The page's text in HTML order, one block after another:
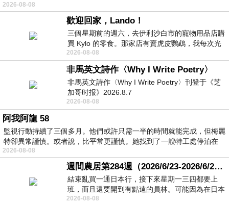
2026-08-08
歡迎回家，Lando！
三個星期前的週六，去伊利沙白市的寵物用品店購
買 Kylo 的零食。那家店有賣虎皮鸚鵡，我每次光
顧都會去看一下。他們偶爾會引進 C
2026-08-08
非馬英文詩作〈Why I Write Poetry〉
非馬英文詩作〈Why I Write Poetry〉刊登于《芝
加哥时报》2026.8.7
2026-08-08
阿我阿龍 58
監視行動持續了三個多月。他們或許只需一半的時間就能完成，但梅麗
特卻異常謹慎。或者說，比平常更謹慎。她找到了一艘特工處停泊在
2026-08-08
週間農居第284週（2026/6/23-2026/6/24) 夏至 金黃稻浪洋溢豐收喜悅
結束亂買一通日本行，接下來星期一三四都要上
班，而且還要開到有點遠的員林。可能因為在日本
花不少錢，星期一出門上班時，心裡沒有一
2026-08-08